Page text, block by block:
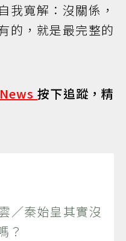
我寬解：沒關係，
的，就是最完整的
按下追蹤，精
／秦始皇其實沒
？